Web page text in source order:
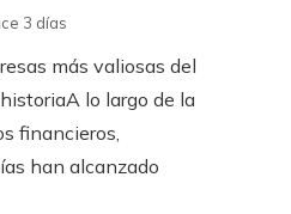
3 días
más valiosas del
lo largo de la
financieros,
han alcanzado